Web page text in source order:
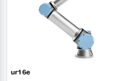
ur16e